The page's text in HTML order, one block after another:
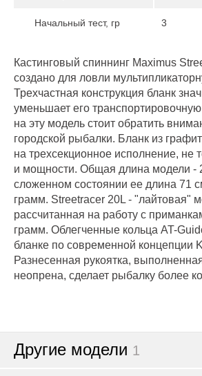
Начальный тест, гр 3
Кастинговый спиннинг Maximus
создано для ловли
Трехчастная конструкция бланк
уменьшает его
на эту модель стоит обратить
городской рыбалки. Бланк из
на трехсекционное исполнение, не
и мощности. Общая длина модели -
сложенном состоянии ее длина 71
грамм. Streetracer 20L - "лайтовая"
рассчитанная на работу с
грамм. Облегченные кольца AT-
бланке по современной концепции
Разнесенная рукоятка,
неопрена, сделает рыбалку более
Другие модели 1